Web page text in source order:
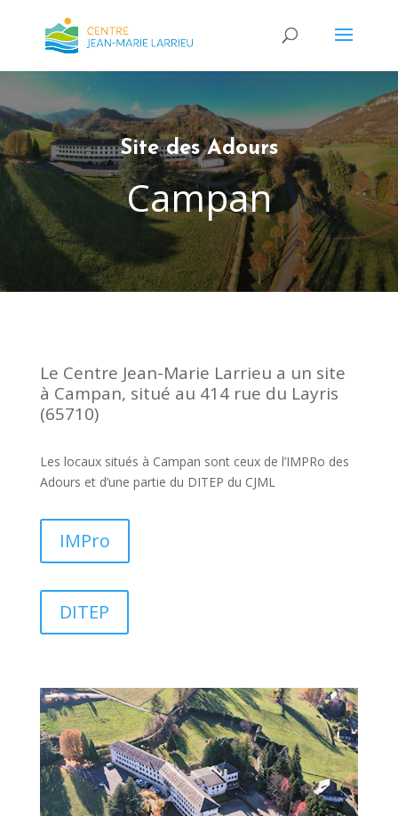
Site des Adours
Campan
Le Centre Jean-Marie Larrieu a un site
à Campan, situé au 414 rue du Layris
(65710)
Les locaux situés à Campan sont ceux de l’IMPRo des
Adours et d’une partie du DITEP du CJML
IMPro
DITEP